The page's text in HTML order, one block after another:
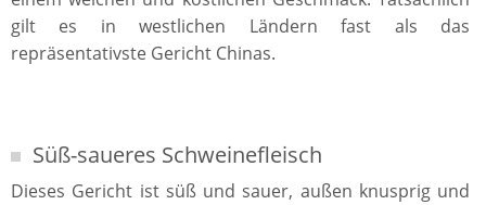
gilt es in westlichen Ländern fast als das
repräsentativste Gericht Chinas.
Süß-saueres Schweinefleisch
Dieses Gericht ist süß und sauer, außen knusprig und